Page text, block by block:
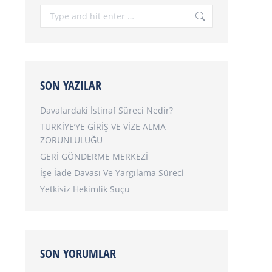
Search:
SON YAZILAR
Davalardaki İstinaf Süreci Nedir?
TÜRKİYE’YE GİRİŞ VE VİZE ALMA
ZORUNLULUĞU
GERİ GÖNDERME MERKEZİ
İşe İade Davası Ve Yargılama Süreci
Yetkisiz Hekimlik Suçu
SON YORUMLAR